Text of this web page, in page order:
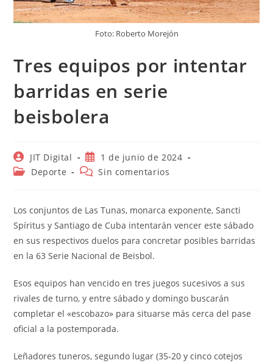
Foto: Roberto Morejón
Tres equipos por intentar
barridas en serie
beisbolera
Autor
de
JIT Digital
Publicación
de
la
1 de junio de 2024
Categoría
entrada:
Deporte
Comentarios
entrada:
Sin comentarios
Los conjuntos de Las Tunas, monarca exponente, Sancti
Spíritus y Santiago de Cuba intentarán vencer este sábado
en sus respectivos duelos para concretar posibles barridas
en la 63 Serie Nacional de Beisbol.
Esos equipos han vencido en tres juegos sucesivos a sus
rivales de turno, y entre sábado y domingo buscarán
completar el «escobazo» para situarse más cerca del pase
oficial a la postemporada.
Leñadores tuneros, segundo lugar (35-20 y cinco cotejos